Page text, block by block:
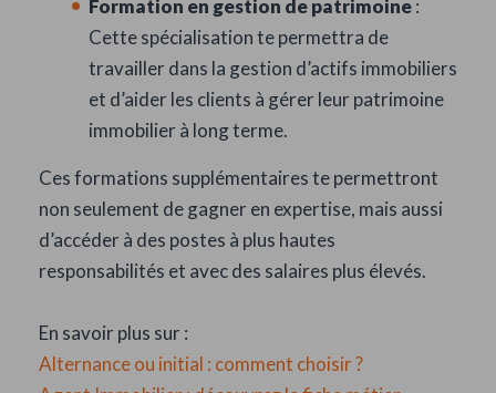
Formation en gestion de patrimoine:
Cette spécialisation te permettra de
travailler dans la gestion d’actifs immobiliers
et d’aider les clients à gérer leur patrimoine
immobilier à long terme.
Ces formations supplémentaires te permettront
non seulement de gagner en expertise, mais aussi
d’accéder à des postes à plus hautes
responsabilités et avec des salaires plus élevés.
En savoir plus sur :
Alternance ou initial : comment choisir ?